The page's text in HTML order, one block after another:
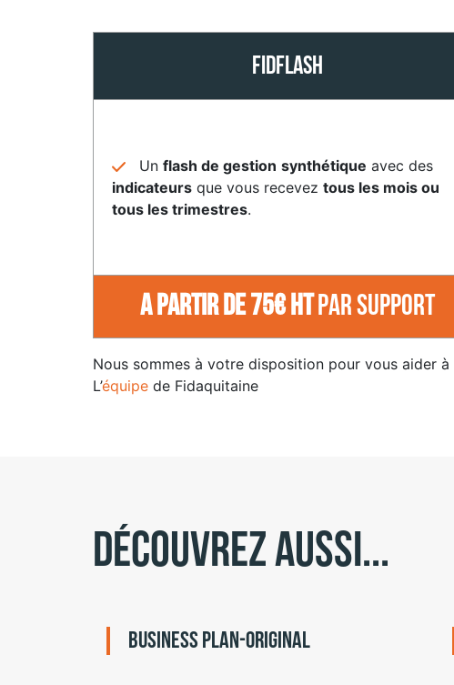
FIDFLASH
Un flash de gestion synthétique avec des
indicateurs que vous recevez tous les mois ou
tous les trimestres.
A partir de75€ HTpar support
Nous sommes à votre disposition pour vous aider à
L’équipe de Fidaquitaine
Découvrez aussi...
Business plan-original